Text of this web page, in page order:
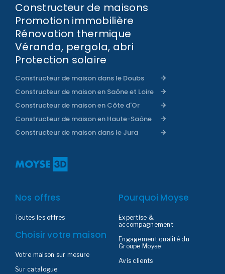
Constructeur de maisons
Promotion immobilière
Rénovation thermique
Véranda, pergola, abri
Protection solaire
Constructeur de maison dans le Doubs
Constructeur de maison en Saône et Loire
Constructeur de maison en Côte d'Or
Constructeur de maison en Haute-Saône
Constructeur de maison dans le Jura
Nos offres
Toutes les offres
Choisir votre maison
Votre maison sur mesure
Sur catalogue
Pourquoi Moyse
Expertise &
accompagnement
Engagement qualité du
Groupe Moyse
Avis clients